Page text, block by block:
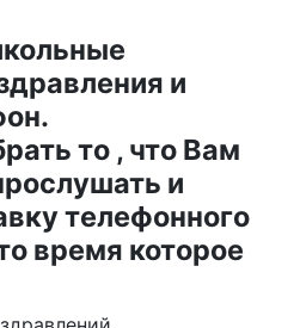
и
то , что Вам
и
телефонного
время которое